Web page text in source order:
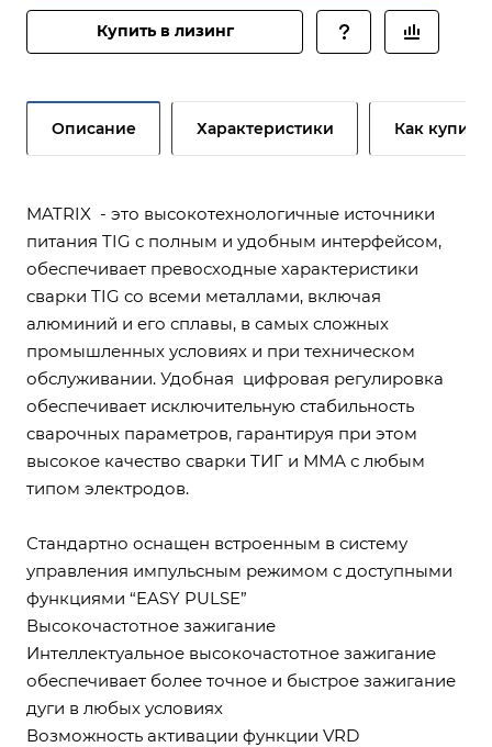
Купить в лизинг
Описание Характеристики Как купить
MATRIX - это высокотехнологичные источники
питания TIG с полным и удобным интерфейсом,
обеспечивает превосходные характеристики
сварки TIG со всеми металлами, включая
алюминий и его сплавы, в самых сложных
промышленных условиях и при техническом
обслуживании. Удобная цифровая регулировка
обеспечивает исключительную стабильность
сварочных параметров, гарантируя при этом
высокое качество сварки ТИГ и ММА с любым
типом электродов.
Стандартно оснащен встроенным в систему
управления импульсным режимом с доступными
функциями “EASY PULSE”
Высокочастотное зажигание
Интеллектуальное высокочастотное зажигание
обеспечивает более точное и быстрое зажигание
дуги в любых условиях
Возможность активации функции VRD